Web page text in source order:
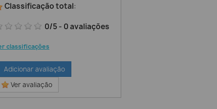
Classificação total:
0/5- 0avaliações
classificações
Adicionar avaliação
Ver avaliação